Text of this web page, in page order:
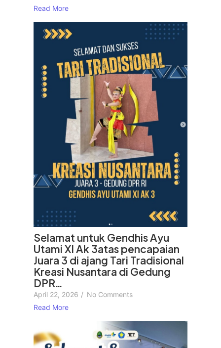
Read More
Selamat untuk Gendhis Ayu
Utami XI Ak 3atas pencapaian
Juara 3 di ajang Tari Tradisional
Kreasi Nusantara di Gedung
DPR…
April 22, 2026 / No Comments
Read More